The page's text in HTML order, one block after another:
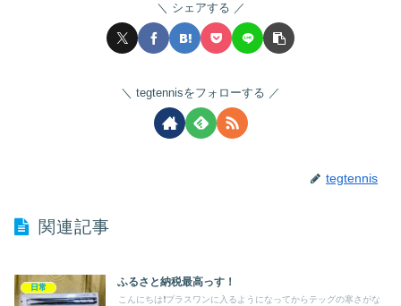
シェアする
tegtennisをフォローする
tegtennis
関連記事
日常 ふるさと納税最高っす！
こんにちは❗️プラスワンに入るようになってからテッグの寒さがな